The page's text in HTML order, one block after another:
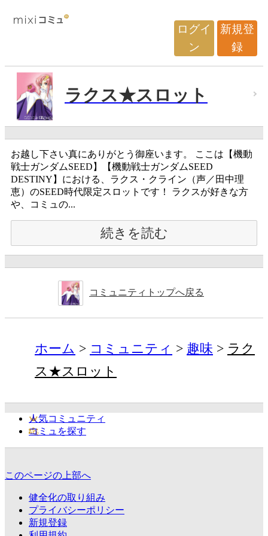
ログイ
ン
新規登
録
ラクス★スロット
お越し下さい真にありがとう御座います。 ここは【機動
戦士ガンダムSEED】【機動戦士ガンダムSEED
DESTINY】における、ラクス・クライン（声／田中理
恵）のSEED時代限定スロットです！ ラクスが好きな方
や、コミュの...
続きを読む
コミュニティトップへ戻る
ホーム コミュニティ 趣味
ラク
ス★スロット
人気コミュニティ
コミュを探す
このページの上部へ
健全化の取り組み
プライバシーポリシー
新規登録